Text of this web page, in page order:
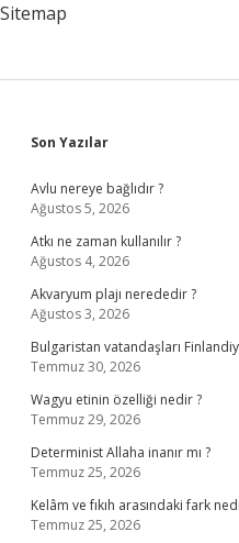
Sitemap
Sidebar
Son Yazılar
Avlu nereye bağlıdır ?
Ağustos 5, 2026
Atkı ne zaman kullanılır ?
Ağustos 4, 2026
Akvaryum plajı nerededir ?
Ağustos 3, 2026
Bulgaristan vatandaşları
Temmuz 30, 2026
Wagyu etinin özelliği nedir ?
Temmuz 29, 2026
Determinist Allaha inanır mı ?
Temmuz 25, 2026
Kelâm ve fıkıh arasındaki fark
Temmuz 25, 2026